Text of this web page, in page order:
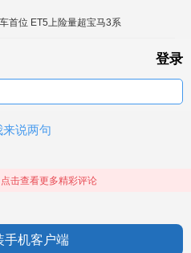
首位 ET5上险量超宝马3系
登录
来说两句
击查看更多精彩评论
手机客户端